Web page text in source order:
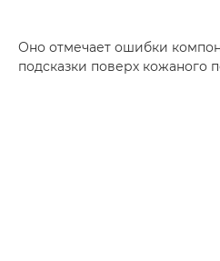
Оно отмечает ошибки
подсказки поверх кожаного